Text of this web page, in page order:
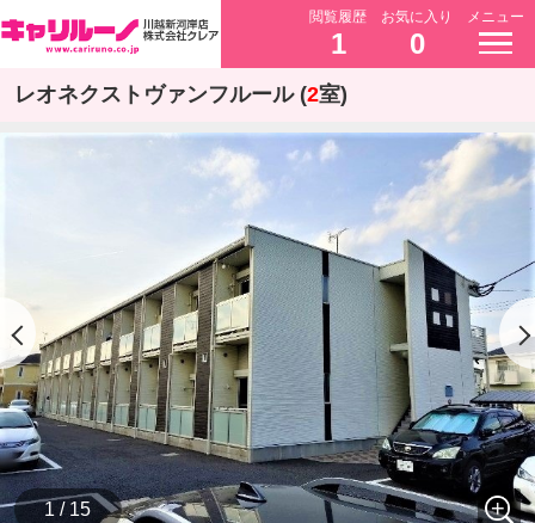
閲覧履歴
1
お気に入り
0
メニュー
レオネクストヴァンフルール (2室)
1 / 15